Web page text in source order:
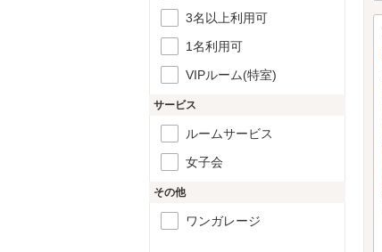
3名以上利用可
1名利用可
VIPルーム(特室)
サービス
ルームサービス
女子会
その他
ワンガレージ